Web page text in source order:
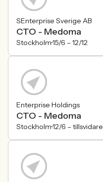
SEnterprise Sverige AB
CTO - Medoma
Stockholm15/6 – 12/12
Enterprise Holdings
CTO - Medoma
Stockholm12/6 – tillsvidare